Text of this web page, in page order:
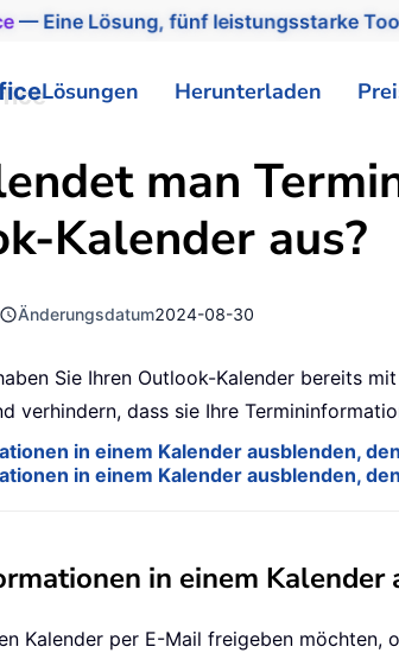
— Eine Lösung, fünf leistungsstarke
Lösungen Herunterladen
man
Kalender aus?
Änderungsdatum2024-08-30
Sie Ihren Outlook-Kalender bereits
verhindern, dass sie Ihre
in einem Kalender ausblenden,
in einem Kalender ausblenden,
in einem
Kalender per E-Mail freigeben